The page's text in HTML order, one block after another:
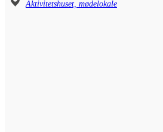
Aktivitetshuset, mødelokale